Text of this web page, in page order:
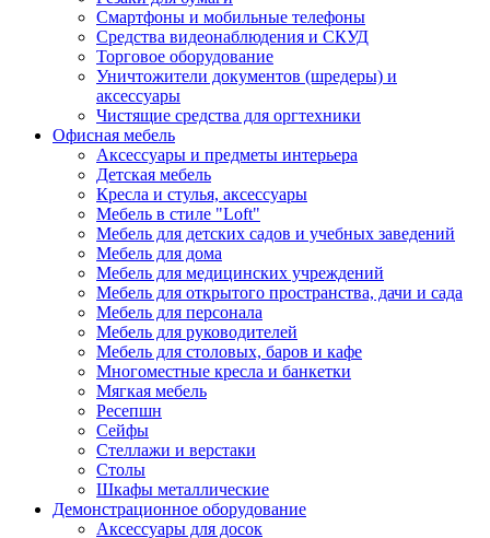
Смартфоны и мобильные телефоны
Средства видеонаблюдения и СКУД
Торговое оборудование
Уничтожители документов (шредеры) и
аксессуары
Чистящие средства для оргтехники
Офисная мебель
Аксессуары и предметы интерьера
Детская мебель
Кресла и стулья, аксессуары
Мебель в стиле "Loft"
Мебель для детских садов и учебных заведений
Мебель для дома
Мебель для медицинских учреждений
Мебель для открытого пространства, дачи и сада
Мебель для персонала
Мебель для руководителей
Мебель для столовых, баров и кафе
Многоместные кресла и банкетки
Мягкая мебель
Ресепшн
Сейфы
Стеллажи и верстаки
Столы
Шкафы металлические
Демонстрационное оборудование
Аксессуары для досок